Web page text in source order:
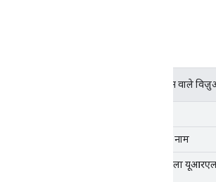
एट्रिब्यूशन वाले
साइट का नाम
दिखने वाला